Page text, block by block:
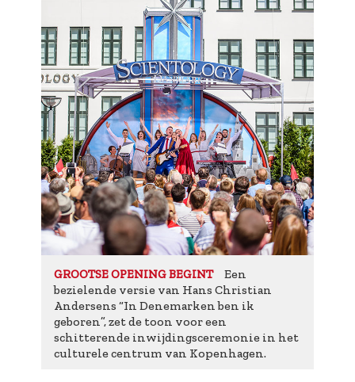
GROOTSE OPENING BEGINT
Een
bezielende versie van Hans Christian
Andersens “In Denemarken ben ik
geboren”, zet de toon voor een
schitterende inwijdingsceremonie in het
culturele centrum van Kopenhagen.